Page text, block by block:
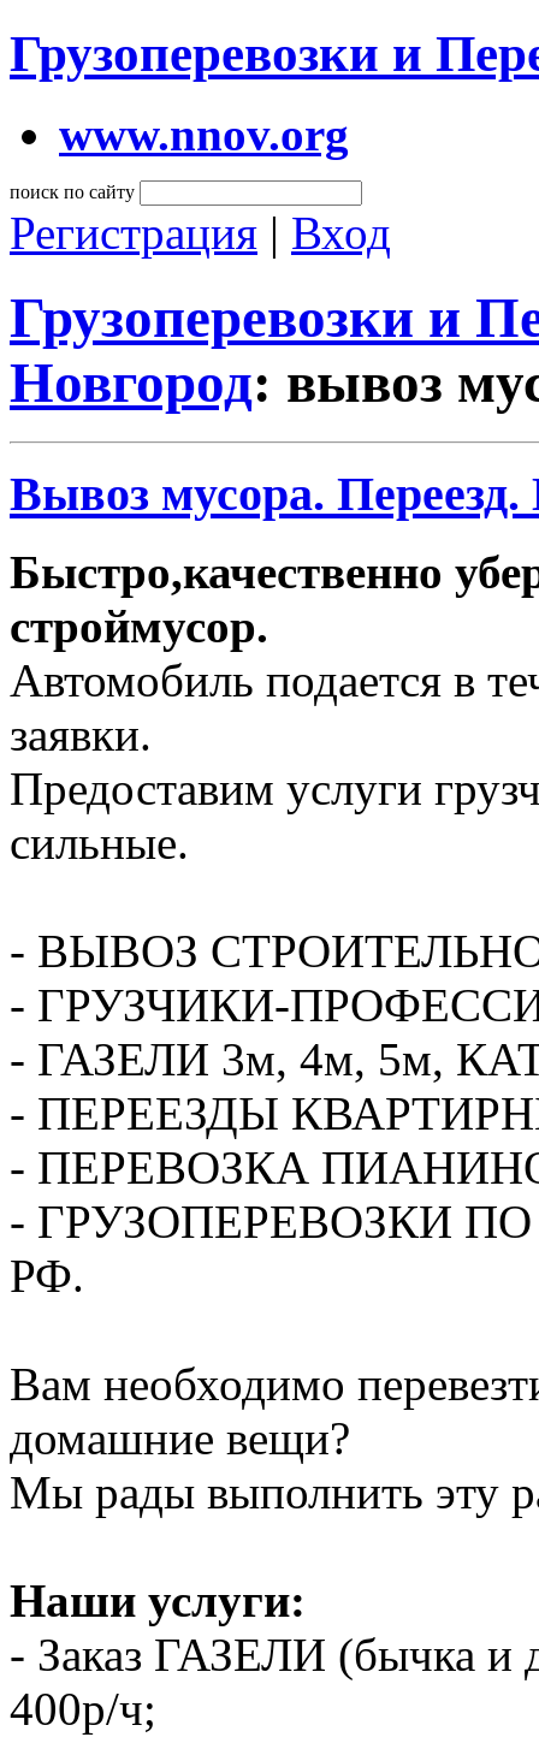
Грузоперевозки и
www.nnov.org
поиск по сайту
Регистрация | Вход
Грузоперевозки и
Новгород: вывоз
Вывоз мусора.
Быстро,качественно
строймусор.
Автомобиль подается в
заявки.
Предоставим услуги
сильные.
- ВЫВОЗ
- ГРУЗЧИКИ-
- ГАЗЕЛИ 3м, 4м, 5м,
- ПЕРЕЕЗДЫ
- ПЕРЕВОЗКА
- ГРУЗОПЕРЕВОЗКИ
РФ.
Вам необходимо
домашние вещи?
Мы рады выполнить эту
Наши услуги:
- Заказ ГАЗЕЛИ (бычка и
400р/ч;